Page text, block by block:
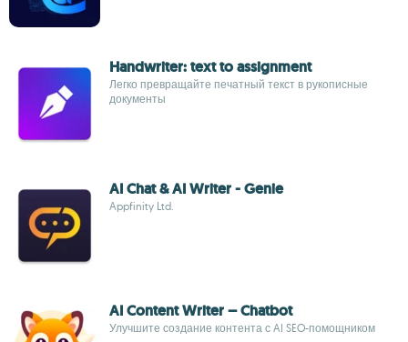
Handwriter: text to assignment
Легко превращайте печатный текст в рукописные
документы
AI Chat & AI Writer - Genie
Appfinity Ltd.
AI Content Writer – Chatbot
Улучшите создание контента с AI SEO-помощником